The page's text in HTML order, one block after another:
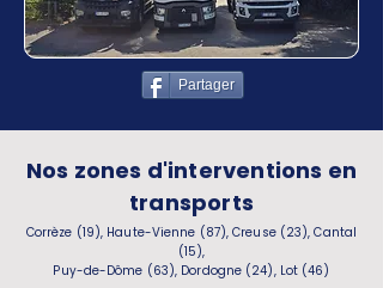
Partager
Nos zones d'interventions en
transports
Corrèze (19), Haute-Vienne (87), Creuse (23), Cantal
(15),
Puy-de-Dôme (63), Dordogne (24), Lot (46)